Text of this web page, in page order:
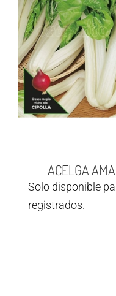
ACELGA
Solo disponible
registrados.